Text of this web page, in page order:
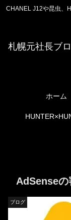
CHANEL J12や昆虫、
札幌元社長ブ
ホーム
AdSenseの
ブログ